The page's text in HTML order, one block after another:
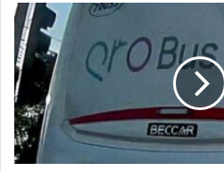
presunto
jefe
de
plaza
del
CJNG
Mujer
atrop€llada
por
Qrobus
en
Santa
Bárbara
pierde
la